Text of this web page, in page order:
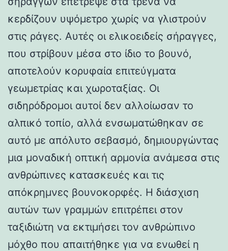
κερδίζουν υψόμετρο χωρίς να γλιστρούν
στις ράγες. Αυτές οι ελικοειδείς σήραγγες,
που στρίβουν μέσα στο ίδιο το βουνό,
αποτελούν κορυφαία επιτεύγματα
γεωμετρίας και χωροταξίας. Οι
σιδηρόδρομοι αυτοί δεν αλλοίωσαν το
αλπικό τοπίο, αλλά ενσωματώθηκαν σε
αυτό με απόλυτο σεβασμό, δημιουργώντας
μια μοναδική οπτική αρμονία ανάμεσα στις
ανθρώπινες κατασκευές και τις
απόκρημνες βουνοκορφές. Η διάσχιση
αυτών των γραμμών επιτρέπει στον
ταξιδιώτη να εκτιμήσει τον ανθρώπινο
μόχθο που απαιτήθηκε για να ενωθεί η